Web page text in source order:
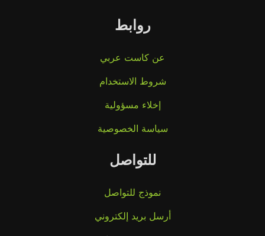
روابط
عن كاست عربي
شروط الاستخدام
إخلاء مسؤولية
سياسة الخصوصية
للتواصل
نموذج للتواصل
أرسل بريد إلكتروني